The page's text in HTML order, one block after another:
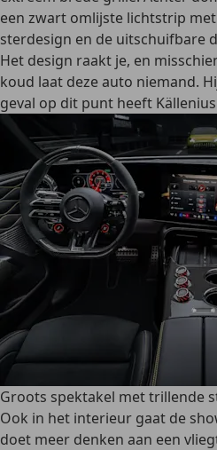
een zwart omlijste lichtstrip
sterdesign en de uitschuifbare
Het design raakt je, en
koud laat deze auto niemand.
geval op dit punt heeft
Groots spektakel met trillende
Ook in het interieur gaat de
doet meer denken aan een